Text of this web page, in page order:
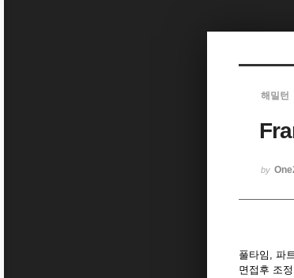
해밀턴
by
풀타임, 파
면접후 조
Sketchbook5, 스케치북5
Sketchbook5, 스케치북5